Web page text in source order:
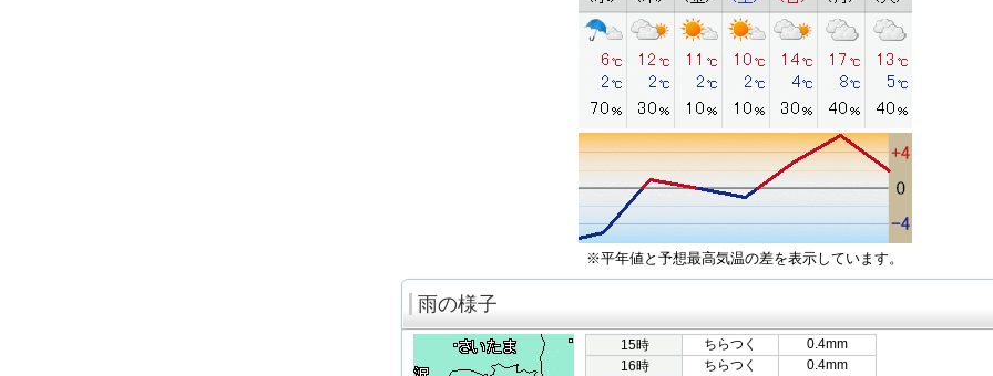
※平年値と予想最高気温の差を表示しています。
雨の様子
15時 ちらつく
0.4mm
16時
ちらつく
0.4mm